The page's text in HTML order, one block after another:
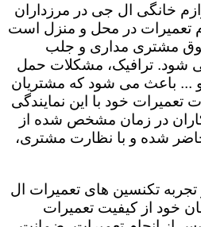
خانگی ال جی در مرزداران
تعمیرات در محل و منزل است
مشتری مداری و جلب
شود. ترافیک، مشکلات حمل
... باعث می شود که مشتریان
تعمیرات خود با این نمایندگی
در زمان مشخص شده از
شده و با نظارت مشتری،
تکنسین های تعمیرات ال
خود از کیفیت تعمیرات